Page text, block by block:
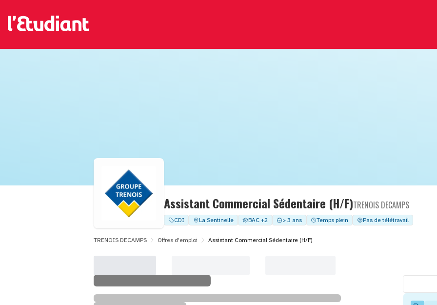
Assistant Commercial Sédentaire (H/F)TRENOIS DECAMPS
CDI La Sentinelle BAC +2 > 3 ans Temps plein Pas de télétravail
TRENOIS DECAMPS Offres d'emploi Assistant Commercial Sédentaire (H/F)